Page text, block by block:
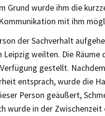
Grund wurde ihm die
mit ihm
der Sachverhalt
Leipzig weilten. Die
gestellt.
entsprach, wurde die
Person geäußert,
wurde in der